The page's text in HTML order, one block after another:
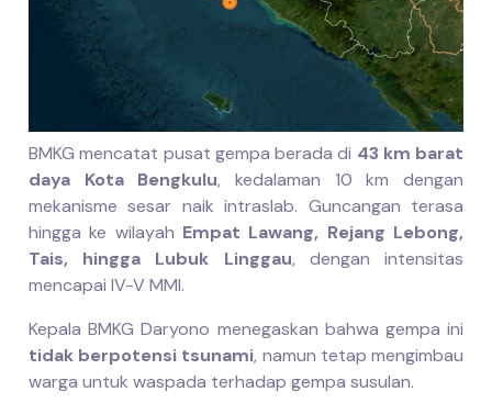
BMKG mencatat pusat gempa berada di 43 km barat
daya Kota Bengkulu, kedalaman 10 km dengan
mekanisme sesar naik intraslab. Guncangan terasa
hingga ke wilayah Empat Lawang, Rejang Lebong,
Tais, hingga Lubuk Linggau, dengan intensitas
mencapai IV-V MMI.
Kepala BMKG Daryono menegaskan bahwa gempa ini
tidak berpotensi tsunami, namun tetap mengimbau
warga untuk waspada terhadap gempa susulan.